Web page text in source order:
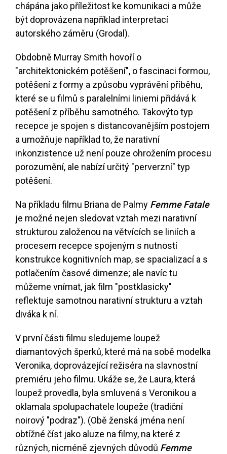
chápána jako příležitost ke komunikaci a může
být doprovázena například interpretací
autorského záměru (Grodal).
Obdobně Murray Smith hovoří o
"architektonickém potěšení", o fascinaci formou,
potěšení z formy a způsobu vyprávění příběhu,
které se u filmů s paralelními liniemi přidává k
potěšení z příběhu samotného. Takovýto typ
recepce je spojen s distancovanějším postojem
a umožňuje například to, že narativní
inkonzistence už není pouze ohrožením procesu
porozumění, ale nabízí určitý "perverzní" typ
potěšení.
Na příkladu filmu Briana de Palmy Femme Fatale
je možné nejen sledovat vztah mezi narativní
strukturou založenou na větvících se liniích a
procesem recepce spojeným s nutností
konstrukce kognitivních map, se spacializací a s
potlačením časové dimenze; ale navíc tu
můžeme vnímat, jak film "postklasicky"
reflektuje samotnou narativní strukturu a vztah
diváka k ní.
V první části filmu sledujeme loupež
diamantových šperků, které má na sobě modelka
Veronika, doprovázející režiséra na slavnostní
premiéru jeho filmu. Ukáže se, že Laura, která
loupež provedla, byla smluvená s Veronikou a
oklamala spolupachatele loupeže (tradiční
noirový "podraz"). (Obě ženská jména není
obtížné číst jako aluze na filmy, na které z
různých, nicméně zjevných důvodů Femme